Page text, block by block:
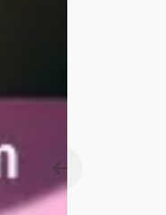
Previous